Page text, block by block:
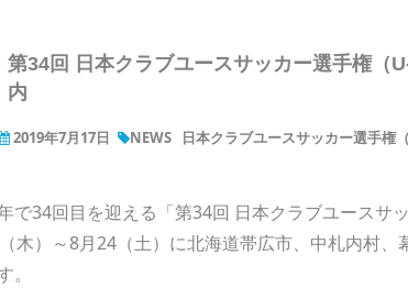
第34回 日本クラブユースサッカー選手権
内
2019年7月17日 NEWS 日本クラブユースサッカー選手権
で34回目を迎える「第34回 日本クラブユースサ
木）～8月24（土）に北海道帯広市、中札内村、
。